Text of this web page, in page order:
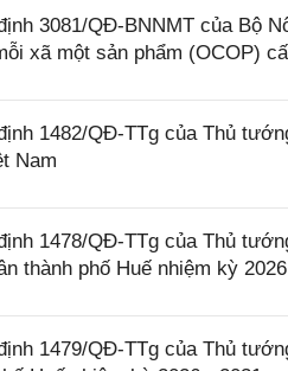
3081/QĐ-BNNMT của Bộ
xã một sản phẩm (OCOP)
1482/QĐ-TTg của Thủ
Nam
1478/QĐ-TTg của Thủ
thành phố Huế nhiệm kỳ
1479/QĐ-TTg của Thủ